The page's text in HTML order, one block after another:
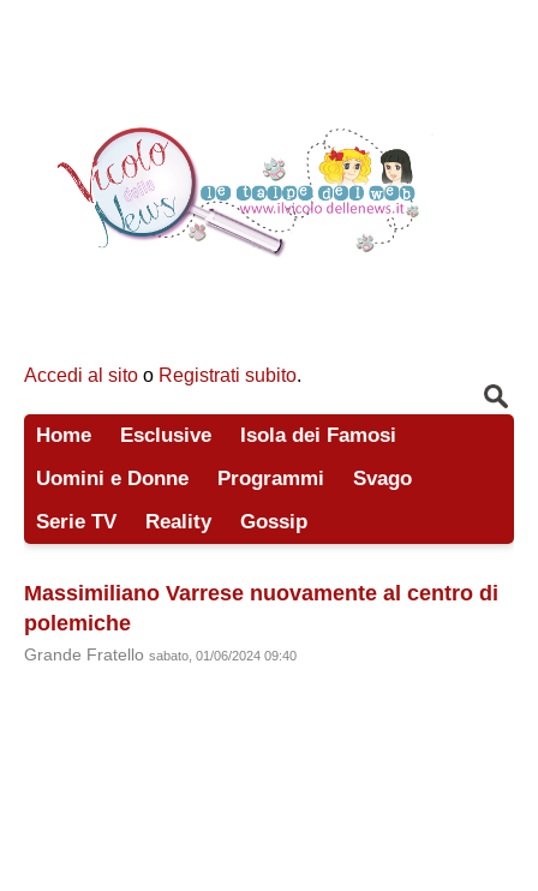
Accedi al sito o Registrati subito.
Home Esclusive
Isola dei Famosi
Uomini e Donne
Programmi
Svago
Serie TV
Reality Gossip
Massimiliano Varrese nuovamente al centro di
polemiche
Grande Fratello sabato, 01/06/2024 09:40